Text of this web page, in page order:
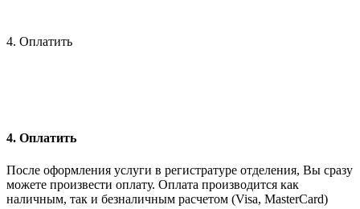
4. Оплатить
4. Оплатить
После оформления услуги в регистратуре отделения, Вы сразу
можете произвести оплату. Оплата производится как
наличным, так и безналичным расчетом (Visa, MasterCard)